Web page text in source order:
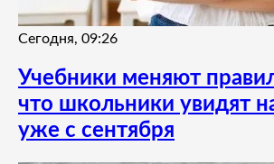
Сегодня, 09:26
Учебники меняют
что школьники увидят
уже с сентября